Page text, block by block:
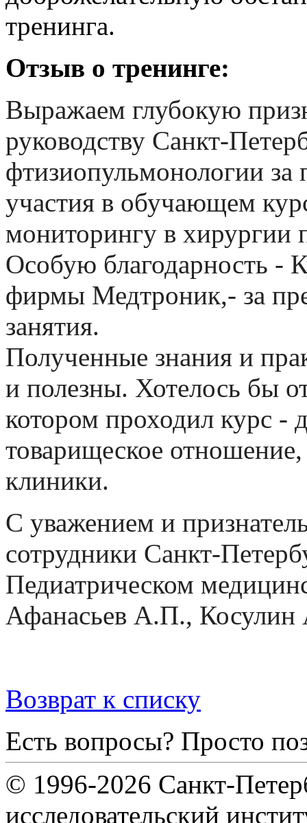
тренинга.
Отзыв о тренинге:
Выражаем глубокую
руководству Санкт-
фтизиопульмонологии за
участия в обучающем
мониторингу в хирургии
Особую благодарность -
фирмы Медтроник,- за
занятия.
Полученные знания и
и полезны. Хотелось бы
котором проходил курс -
товарищеское
клиники.
С уважением и
сотрудники Санкт-
Педиатрическом
Афанасьев А.П.,
Возврат к списку
Есть вопросы? Просто
© 1996-2026 Санкт-
исследовательский